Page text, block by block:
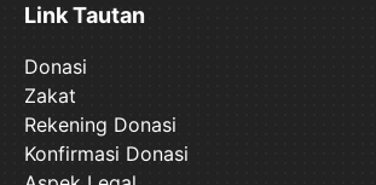
Link Tautan
Donasi
Zakat
Rekening Donasi
Konfirmasi Donasi